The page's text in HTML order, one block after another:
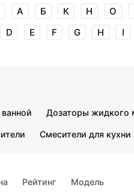
D E F G H I
А Б К Н О
Дозаторы жидкого
Смесители для кухни
Рейтинг Модель